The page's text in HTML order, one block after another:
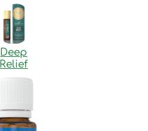
Deep
Relief